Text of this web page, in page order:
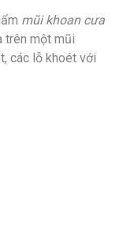
mũi khoan cưa
trên một mũi
các lỗ khoét với